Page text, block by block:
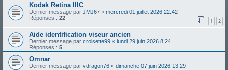
Kodak Retina IIIC
Dernier message par JMJ67 « mercredi 01 juillet 2026 22:42
Réponses : 22 1 2
Aide identification viseur ancien
Dernier message par croisette99 « lundi 29 juin 2026 8:24
Réponses : 5
Omnar
Dernier message par vdragon76 « dimanche 07 juin 2026 13:29